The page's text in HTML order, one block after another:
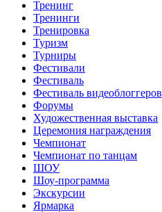
Тренинг
Тренинги
Тренировка
Туризм
Турниры
Фестивали
Фестиваль
Фестиваль видеоблоггеров
Форумы
Художественная выставка
Церемония награждения
Чемпионат
Чемпионат по танцам
ШОУ
Шоу-программа
Экскурсии
Ярмарка